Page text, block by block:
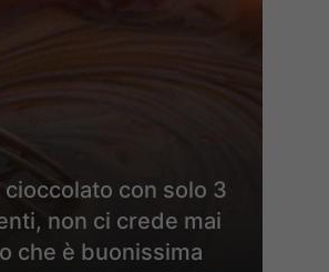
cioccolato con solo 3
non ci crede mai
che è buonissima